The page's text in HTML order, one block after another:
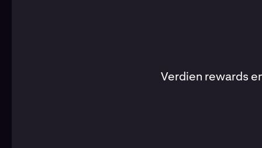
Verdien rewards